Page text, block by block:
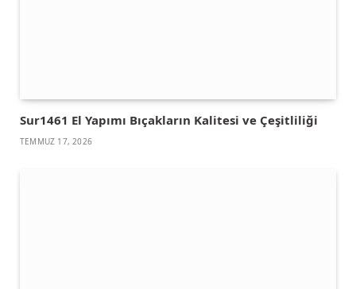
Sur1461 El Yapımı Bıçakların Kalitesi ve Çeşitliliği
TEMMUZ 17, 2026